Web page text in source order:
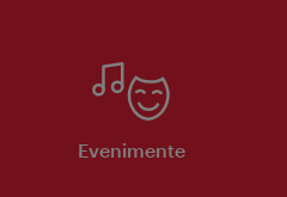
Evenimente